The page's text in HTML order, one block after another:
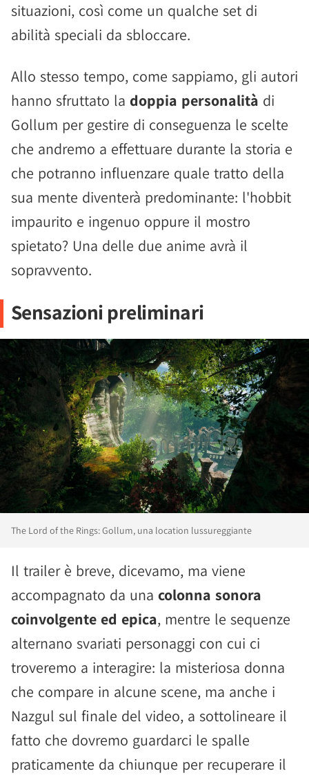
situazioni, così come un qualche set di
abilità speciali da sbloccare.
Allo stesso tempo, come sappiamo, gli autori
hanno sfruttato la doppia personalità di
Gollum per gestire di conseguenza le scelte
che andremo a effettuare durante la storia e
che potranno influenzare quale tratto della
sua mente diventerà predominante: l'hobbit
impaurito e ingenuo oppure il mostro
spietato? Una delle due anime avrà il
sopravvento.
Sensazioni preliminari
The Lord of the Rings: Gollum, una location lussureggiante
Il trailer è breve, dicevamo, ma viene
accompagnato da una colonna sonora
coinvolgente ed epica, mentre le sequenze
alternano svariati personaggi con cui ci
troveremo a interagire: la misteriosa donna
che compare in alcune scene, ma anche i
Nazgul sul finale del video, a sottolineare il
fatto che dovremo guardarci le spalle
praticamente da chiunque per recuperare il